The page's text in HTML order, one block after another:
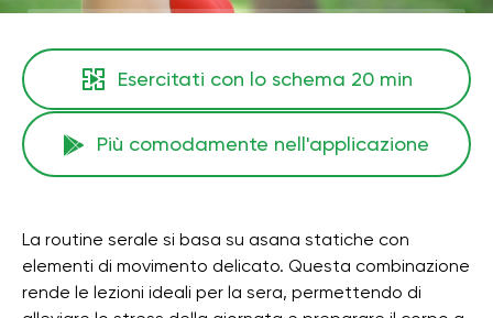
Esercitati con lo schema 20 min
Più comodamente nell'applicazione
La routine serale si basa su asana statiche con
elementi di movimento delicato. Questa combinazione
rende le lezioni ideali per la sera, permettendo di